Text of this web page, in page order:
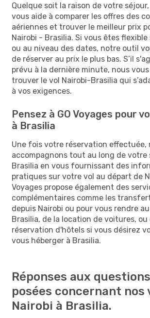
Quelque soit la raison de votre séjour,
vous aide à comparer les offres des
aériennes et trouver le meilleur prix
Nairobi - Brasilia. Si vous êtes
ou au niveau des dates, notre outil
de réserver au prix le plus bas. S’il
prévu à la dernière minute, nous
trouver le vol Nairobi-Brasilia qui
à vos exigences.
Pensez à GO Voyages pour
à Brasilia
Une fois votre réservation effectuée,
accompagnons tout au long de votre
Brasilia en vous fournissant des
pratiques sur votre vol au départ de
Voyages propose également des
complémentaires comme les
depuis Nairobi ou pour vous rendre
Brasilia, de la location de voitures, ou
réservation d'hôtels si vous désirez
vous héberger à Brasilia.
Réponses aux
posées concernant nos
Nairobi à Brasilia.